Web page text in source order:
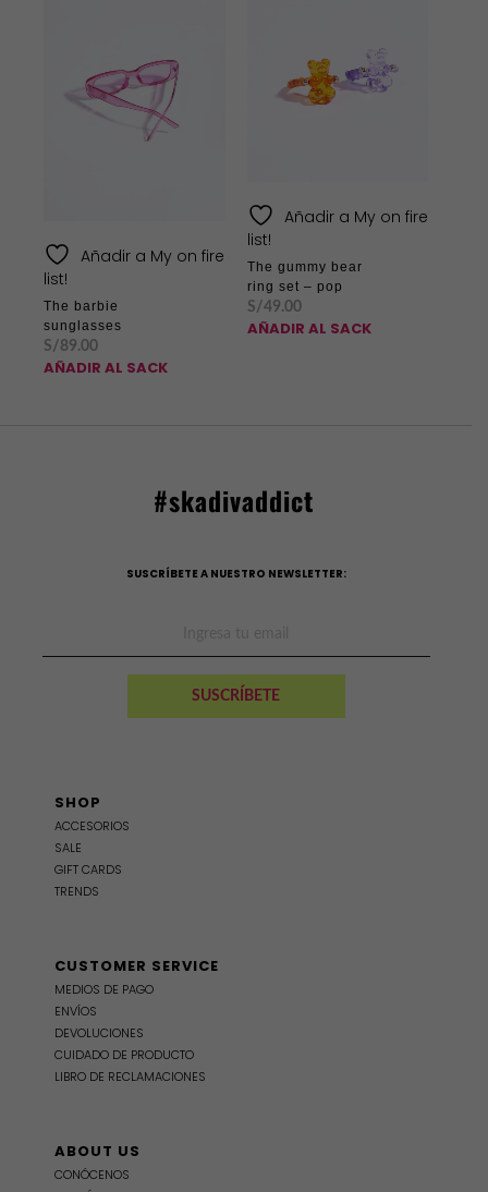
Añadir a My on fire
list!
The barbie
sunglasses
S/ 89.00
AÑADIR AL SACK
Añadir a My on fire
list!
The gummy bear
ring set – pop
S/49.00
AÑADIR AL SACK
#skadivaddict
SUSCRÍBETE A NUESTRO NEWSLETTER:
SHOP
ACCESORIOS
SALE
GIFT CARDS
TRENDS
CUSTOMER SERVICE
MEDIOS DE PAGO
ENVÍOS
DEVOLUCIONES
CUIDADO DE PRODUCTO
LIBRO DE RECLAMACIONES
ABOUT US
CONÓCENOS